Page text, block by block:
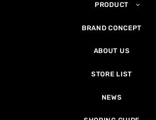
PRODUCT
BRAND CONCEPT
ABOUT US
STORE LIST
NEWS